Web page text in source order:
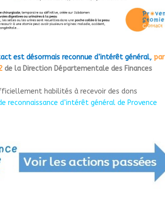
est désormais reconnue d’intérêt général, par
de la Direction Départementale des Finances
habilités à recevoir des dons
reconnaissance d’intérêt général de Provence